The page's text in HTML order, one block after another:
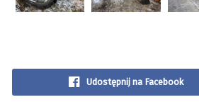
Udostępnij na Facebook